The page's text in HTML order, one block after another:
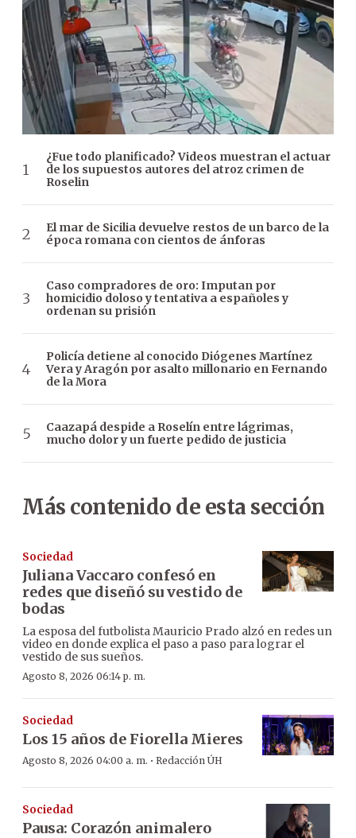
¿Fue todo planificado? Videos muestran el actuar
de los supuestos autores del atroz crimen de
Roselin
El mar de Sicilia devuelve restos de un barco de la
época romana con cientos de ánforas
Caso compradores de oro: Imputan por
homicidio doloso y tentativa a españoles y
ordenan su prisión
Policía detiene al conocido Diógenes Martínez
Vera y Aragón por asalto millonario en Fernando
de la Mora
Caazapá despide a Roselín entre lágrimas,
mucho dolor y un fuerte pedido de justicia
Más contenido de esta sección
Sociedad
Juliana Vaccaro confesó en
redes que diseñó su vestido de
bodas
La esposa del futbolista Mauricio Prado alzó en redes un
video en donde explica el paso a paso para lograr el
vestido de sus sueños.
Agosto 8, 2026 06:14 p. m.
Sociedad
Los 15 años de Fiorella Mieres
Agosto 8, 2026 04:00 a. m. · Redacción ÚH
Sociedad
Pausa: Corazón animalero